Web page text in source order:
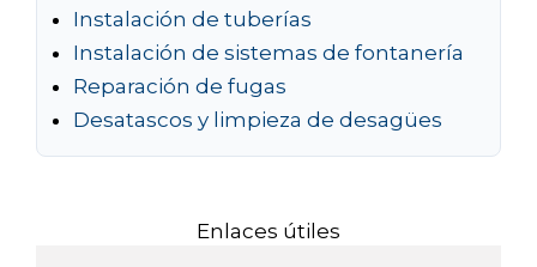
Instalación de tuberías
Instalación de sistemas de fontanería
Reparación de fugas
Desatascos y limpieza de desagües
Enlaces útiles